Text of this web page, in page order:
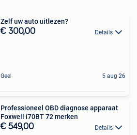
Zelf uw auto uitlezen?
€ 300,00 Details
Geel 5 aug 26
Professioneel OBD diagnose apparaat
Foxwell i70BT 72 merken
€ 549,00 Details